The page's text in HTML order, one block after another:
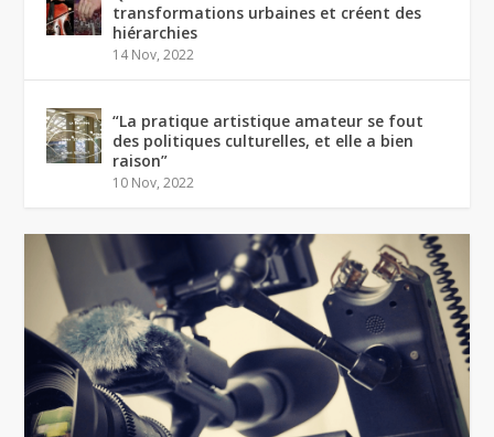
transformations urbaines et créent des
hiérarchies
14 Nov, 2022
“La pratique artistique amateur se fout
des politiques culturelles, et elle a bien
raison”
10 Nov, 2022